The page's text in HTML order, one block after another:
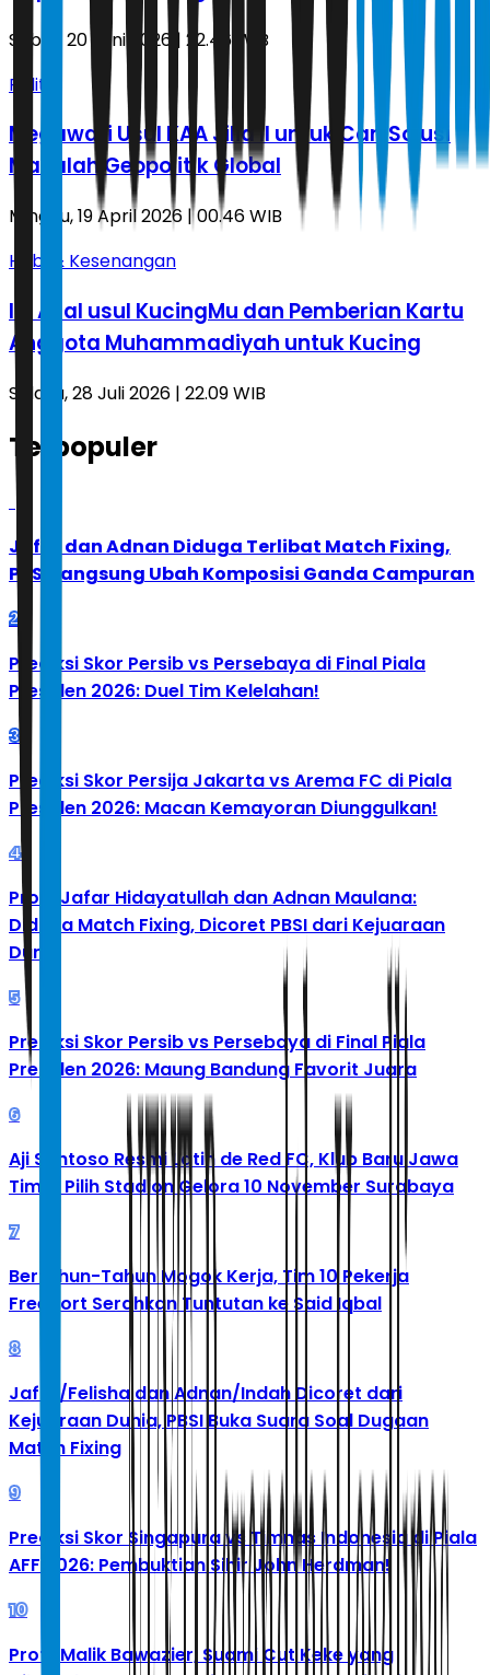
Sabtu, 20 Juni 2026 | 22.46 WIB
Politik
Megawati Usul KAA Jilid II untuk Cari Solusi
Masalah Geopolitik Global
Minggu, 19 April 2026 | 00.46 WIB
Hobi & Kesenangan
Ini Asal usul KucingMu dan Pemberian Kartu
Anggota Muhammadiyah untuk Kucing
Selasa, 28 Juli 2026 | 22.09 WIB
Terpopuler
Jafar dan Adnan Diduga Terlibat Match Fixing,
PBSI Langsung Ubah Komposisi Ganda Campuran
2
Prediksi Skor Persib vs Persebaya di Final Piala
Presiden 2026: Duel Tim Kelelahan!
3
Prediksi Skor Persija Jakarta vs Arema FC di Piala
Presiden 2026: Macan Kemayoran Diunggulkan!
4
Profil Jafar Hidayatullah dan Adnan Maulana:
Diduga Match Fixing, Dicoret PBSI dari Kejuaraan
Dunia
5
Prediksi Skor Persib vs Persebaya di Final Piala
Presiden 2026: Maung Bandung Favorit Juara
6
Aji Santoso Resmi Latih de Red FC, Klub Baru Jawa
Timur Pilih Stadion Gelora 10 November Surabaya
7
Bertahun-Tahun Mogok Kerja, Tim 10 Pekerja
Freeport Serahkan Tuntutan ke Said Iqbal
8
Jafar/Felisha dan Adnan/Indah Dicoret dari
Kejuaraan Dunia, PBSI Buka Suara Soal Dugaan
Match Fixing
9
Prediksi Skor Singapura vs Timnas Indonesia di Piala
AFF 2026: Pembuktian Sihir John Herdman!
10
Profil Malik Bawazier, Suami Cut Keke yang